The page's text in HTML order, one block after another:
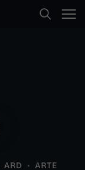
ARD
ARTE